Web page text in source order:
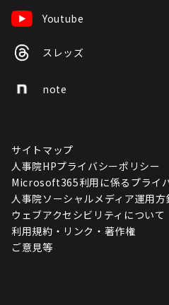
Youtube
スレッズ
note
サイトマップ
人事院HPプライバシーポリシー
Microsoft365利用に係るプライ
人事院ソーシャルメディア運用方
ウェブアクセシビリティについて
利用規約・リンク・著作権
ご意見等